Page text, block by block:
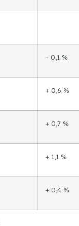
– 0,1 %
+ 0,6 %
+ 0,7 %
+ 1,1 %
+ 0,4 %